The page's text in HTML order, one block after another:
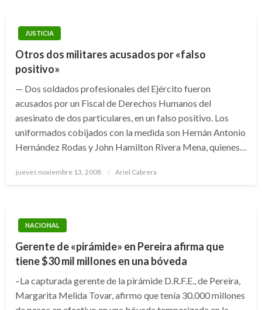
JUSTICIA
Otros dos militares acusados por «falso
positivo»
— Dos soldados profesionales del Ejército fueron
acusados por un Fiscal de Derechos Humanos del
asesinato de dos particulares, en un falso positivo. Los
uniformados cobijados con la medida son Hernán Antonio
Hernández Rodas y John Hamilton Rivera Mena, quienes…
Publicado
jueves noviembre 13, 2008 Ariel Cabrera
NACIONAL
Gerente de «pirámide» en Pereira afirma que
tiene $30 mil millones en una bóveda
–La capturada gerente de la pirámide D.R.F.E., de Pereira,
Margarita Melida Tovar, afirmo que tenía 30.000 millones